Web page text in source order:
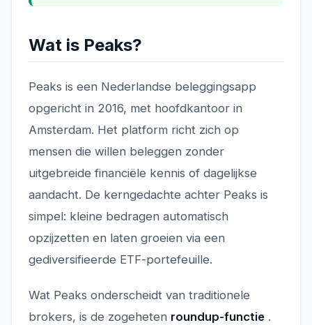
Wat is Peaks?
Peaks is een Nederlandse beleggingsapp
opgericht in 2016, met hoofdkantoor in
Amsterdam. Het platform richt zich op
mensen die willen beleggen zonder
uitgebreide financiële kennis of dagelijkse
aandacht. De kerngedachte achter Peaks is
simpel: kleine bedragen automatisch
opzijzetten en laten groeien via een
gediversifieerde ETF-portefeuille.
Wat Peaks onderscheidt van traditionele
brokers, is de zogeheten roundup-functie .